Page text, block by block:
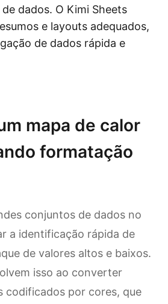
dados. O Kimi Sheets
e layouts adequados,
de dados rápida e
mapa de calor
formatação
conjuntos de dados no
a identificação rápida de
de valores altos e baixos.
isso ao converter
codificados por cores, que